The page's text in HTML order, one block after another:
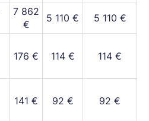
7 862
€
5 110 € 5 110 €
176 € 114 € 114 €
141 € 92 € 92 €